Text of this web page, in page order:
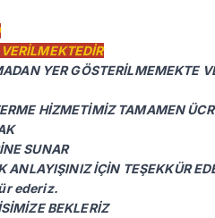
YER GÖSTERİLMEMEKTE
HİZMETİMİZ TAMAMEN
SUNAR
İÇİN TEŞEKKÜR
ederiz.
BEKLERİZ